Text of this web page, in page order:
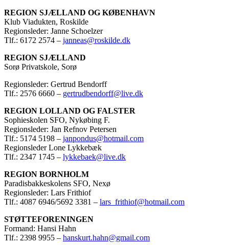
REGION SJÆLLAND OG KØBENHAVN
Klub Viadukten, Roskilde
Regionsleder: Janne Schoelzer
Tlf.: 6172 2574 – janneas@roskilde.dk
REGION SJÆLLAND
Sorø Privatskole, Sorø
Regionsleder: Gertrud Bendorff
Tlf.: 2576 6660 – gertrudbendorff@live.dk
REGION LOLLAND OG FALSTER
Sophieskolen SFO, Nykøbing F.
Regionsleder: Jan Refnov Petersen
Tlf.: 5174 5198 – janpondus@hotmail.com
Regionsleder Lone Lykkebæk
Tlf.: 2347 1745 – lykkebaek@live.dk
REGION BORNHOLM
Paradisbakkeskolens SFO, Nexø
Regionsleder: Lars Frithiof
Tlf.: 4087 6946/5692 3381 – lars_frithiof@hotmail.com
STØTTEFORENINGEN
Formand: Hansi Hahn
Tlf.: 2398 9955 – hanskurt.hahn@gmail.com